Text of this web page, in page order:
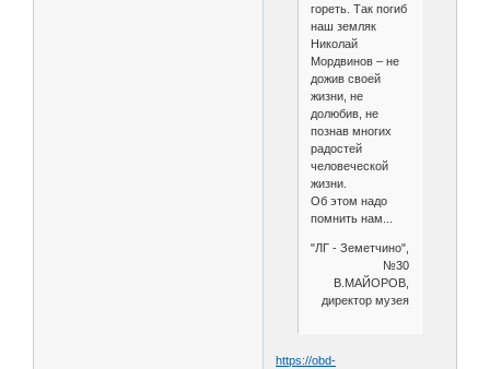
гореть. Так погиб
наш земляк
Николай
Мордвинов – не
дожив своей
жизни, не
долюбив, не
познав многих
радостей
человеческой
жизни.
Об этом надо
помнить нам...
"ЛГ - Земетчино",
№30
В.МАЙОРОВ,
директор музея
https://obd-